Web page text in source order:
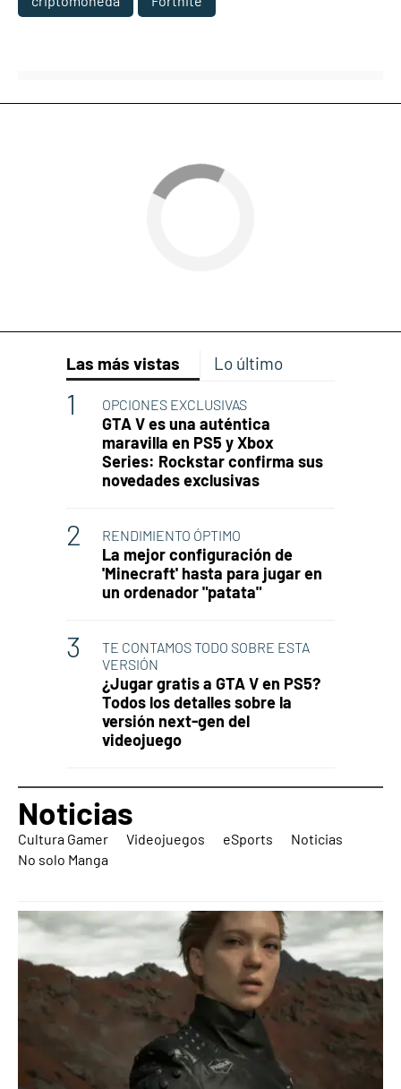
Las más vistas Lo último
OPCIONES EXCLUSIVAS
GTA V es una auténtica
maravilla en PS5 y Xbox
Series: Rockstar confirma sus
novedades exclusivas
RENDIMIENTO ÓPTIMO
La mejor configuración de
'Minecraft' hasta para jugar en
un ordenador "patata"
TE CONTAMOS TODO SOBRE ESTA
VERSIÓN
¿Jugar gratis a GTA V en PS5?
Todos los detalles sobre la
versión next-gen del
videojuego
Noticias
Cultura Gamer Videojuegos eSports
Noticias
No solo Manga